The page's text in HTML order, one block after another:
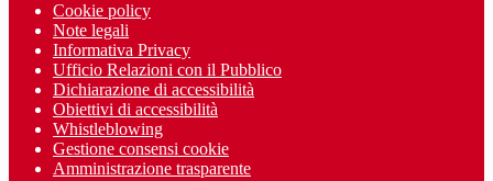
Cookie policy
Note legali
Informativa Privacy
Ufficio Relazioni con il Pubblico
Dichiarazione di accessibilità
Obiettivi di accessibilità
Whistleblowing
Gestione consensi cookie
Amministrazione trasparente